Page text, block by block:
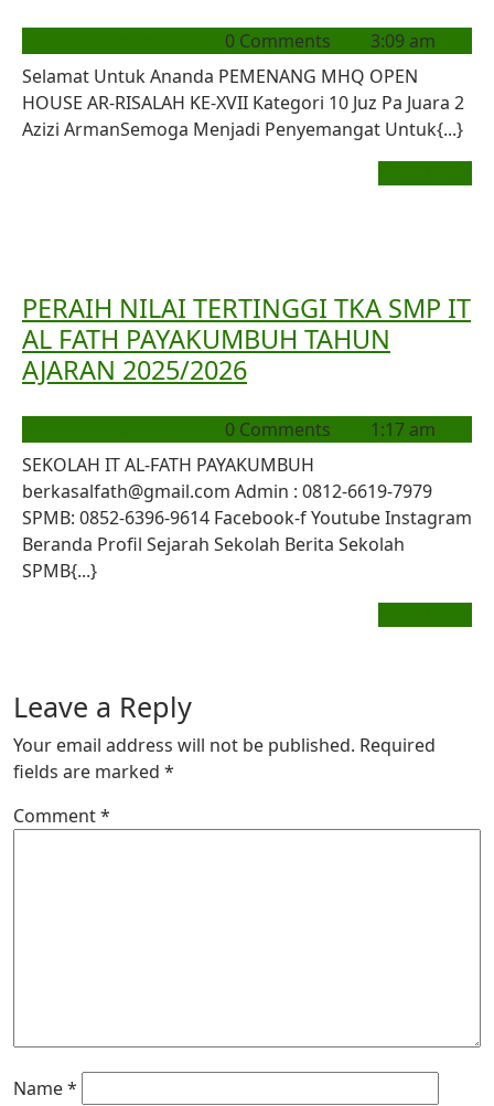
0 Comments
3:09 am
Selamat Untuk Ananda PEMENANG MHQ OPEN
HOUSE AR-RISALAH KE-XVII Kategori 10 Juz Pa Juara 2
Azizi ArmanSemoga Menjadi Penyemangat Untuk{...}
PERAIH NILAI TERTINGGI TKA SMP IT
AL FATH PAYAKUMBUH TAHUN
AJARAN 2025/2026
0 Comments
1:17 am
SEKOLAH IT AL-FATH PAYAKUMBUH
berkasalfath@gmail.com Admin : 0812-6619-7979
SPMB: 0852-6396-9614 Facebook-f Youtube Instagram
Beranda Profil Sejarah Sekolah Berita Sekolah
SPMB{...}
Leave a Reply
Your email address will not be published. Required
fields are marked *
Comment*
Name*